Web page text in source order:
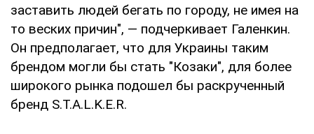
заставить людей бегать по городу, не имея на
то веских причин", — подчеркивает Галенкин.
Он предполагает, что для Украины таким
брендом могли бы стать "Козаки", для более
широкого рынка подошел бы раскрученный
бренд S.T.A.L.K.E.R.